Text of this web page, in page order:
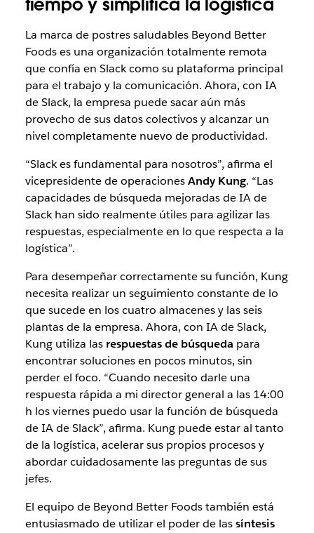
La marca de postres saludables Beyond Better
Foods es una organización totalmente remota
que confía en Slack como su plataforma principal
para el trabajo y la comunicación. Ahora, con IA
de Slack, la empresa puede sacar aún más
provecho de sus datos colectivos y alcanzar un
nivel completamente nuevo de productividad.
“Slack es fundamental para nosotros”, afirma el
vicepresidente de operacionesAndy Kung. “Las
capacidades de búsqueda mejoradas de IA de
Slack han sido realmente útiles para agilizar las
respuestas, especialmente en lo que respecta a la
logística”.
Para desempeñar correctamente su función, Kung
necesita realizar un seguimiento constante de lo
que sucede en los cuatro almacenes y las seis
plantas de la empresa. Ahora, con IA de Slack,
Kung utiliza las respuestas de búsqueda para
encontrar soluciones en pocos minutos, sin
perder el foco. “Cuando necesito darle una
respuesta rápida a mi director general a las 14:00
h los viernes puedo usar la función de búsqueda
de IA de Slack”, afirma. Kung puede estar al tanto
de la logística, acelerar sus propios procesos y
abordar cuidadosamente las preguntas de sus
jefes.
El equipo de Beyond Better Foods también está
entusiasmado de utilizar el poder de lassíntesis